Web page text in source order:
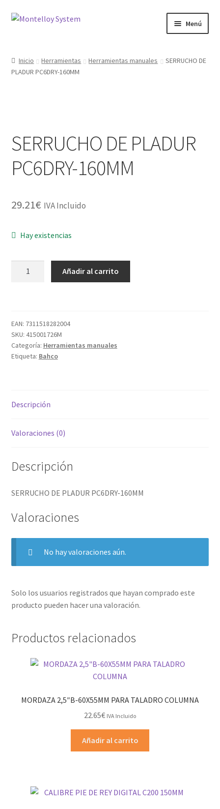
Ir
Ir
Menú
Ferretería
Protección Laboral
Contacto
Inicio Herramientas Herramientas manuales
SERRUCHO DE
PLADUR PC6DRY-160MM
SERRUCHO DE PLADUR
PC6DRY-160MM
29.21€ IVA Incluido
Hay existencias
cantidad
Añadir al carrito
EAN: 7311518282004
SKU: 415001726M
Categoría: Herramientas manuales
Etiqueta: Bahco
Descripción
Valoraciones (0)
Descripción
SERRUCHO DE PLADUR PC6DRY-160MM
Valoraciones
No hay valoraciones aún.
Solo los usuarios registrados que hayan comprado este
producto pueden hacer una valoración.
Productos relacionados
MORDAZA 2,5″B-60X55MM PARA TALADRO COLUMNA
22.65€ IVA Incluido
Añadir al carrito